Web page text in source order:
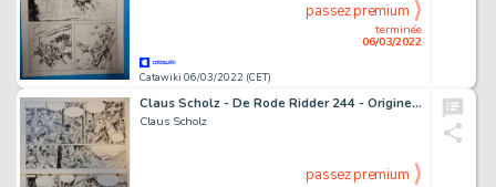
Catawiki 06/03/2022 (CET)
terminée
06/03/2022
passez premium
Claus Scholz - De Rode Ridder 244 - Originele pagina (p.8) - Mensenjacht - (2014)
Claus Scholz
passez premium